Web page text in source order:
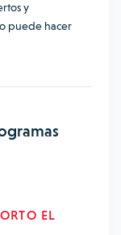
y
puede hacer
EL